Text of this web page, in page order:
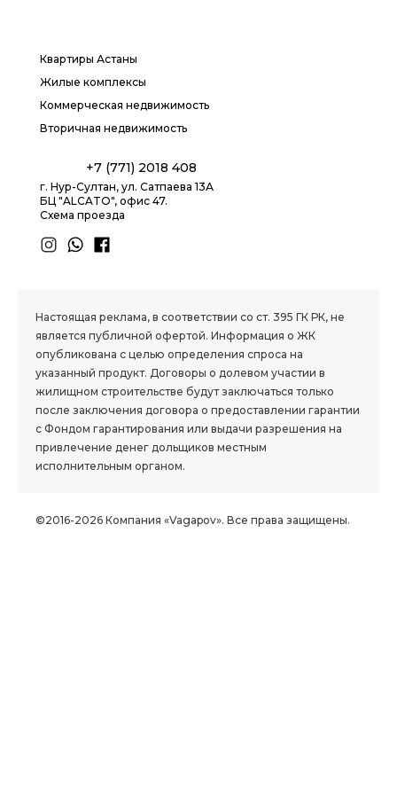
Квартиры Астаны
Жилые комплексы
Коммерческая недвижимость
Вторичная недвижимость
+7 (771) 2018 408
г. Нур-Султан, ул. Сатпаева 13А
БЦ "ALCATO", офис 47.
Схема проезда
Настоящая реклама, в соответствии со ст. 395 ГК РК, не
является публичной офертой. Информация о ЖК
опубликована с целью определения спроса на
указанный продукт. Договоры о долевом участии в
жилищном строительстве будут заключаться только
после заключения договора о предоставлении гарантии
с Фондом гарантирования или выдачи разрешения на
привлечение денег дольщиков местным
исполнительным органом.
©2016-2026 Компания «Vagapov». Все права защищены.